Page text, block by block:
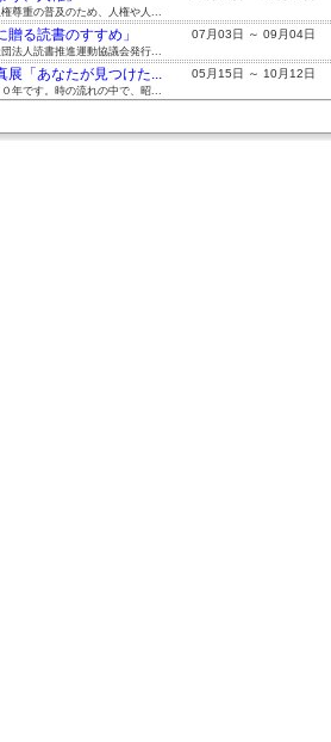
尊重の普及のため、人権や人...
る読書のすすめ」 07月03日 ～ 09月04日
法人読書推進運動協議会発行...
「あなたが見つけた... 05月15日 ～ 10月12日
年です。時の流れの中で、昭...